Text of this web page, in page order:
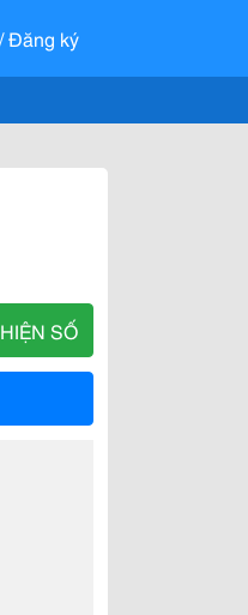
Đăng ký
SỐ